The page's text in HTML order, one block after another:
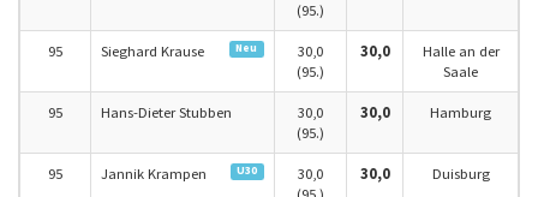
(95.)
95 Sieghard Krause Neu
30,0
(95.)
30,0
Halle an der
Saale
95 Hans-Dieter Stubben
30,0
(95.)
30,0 Hamburg
95 Jannik Krampen U30
30,0
30,0 Duisburg